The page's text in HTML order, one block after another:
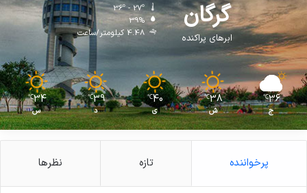
گرگان
ابرهای پراکنده
36º - 27º
39%
4.48 کیلومتر/ساعت
36
℃
ج
38
℃
ش
40
℃
ی
39
℃
د
34
℃
س
پرخواننده تازه نظرها